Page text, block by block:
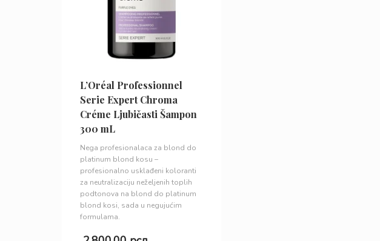
L’Oréal Professionnel
Serie Expert Chroma
Créme Ljubičasti Šampon
300 mL
Nega profesionalaca za blond do
platinum blond kosu –
profesionalno usklađeni koloranti
za neutralizaciju neželjenih toplih
podtonova na blond do platinum
blond kosi, sada u negujućim
formulama.